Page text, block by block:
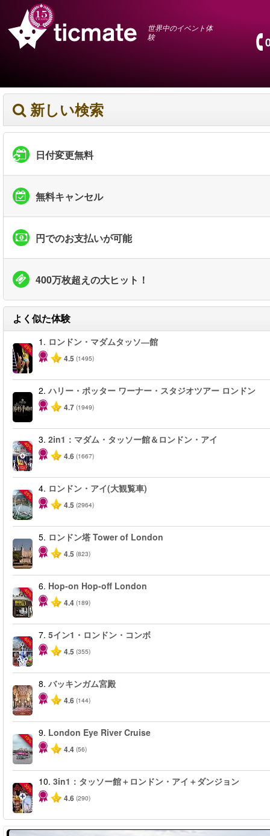
世界中のイベント体
験
新しい検索
日付変更無料
無料キャンセル
円でのお支払いが可能
400万枚超えの大ヒット！
よく似た体験
-25%
1. ロンドン・マダムタッソ―館
4.5 (1495)
2. ハリー・ポッター ワーナー・スタジオツアー ロンドン
4.7 (1949)
-40%
3. 2in1：マダム・タッソー館＆ロンドン・アイ
4.6 (1667)
-25%
4. ロンドン・アイ(大観覧車)
4.5 (2964)
5. ロンドン塔 Tower of London
4.5 (823)
-40%
6. Hop-on Hop-off London
4.4 (189)
-60%
7. 5イン1・ロンドン・コンボ
4.5 (355)
8. バッキンガム宮殿
4.6 (144)
-10%
9. London Eye River Cruise
4.4 (56)
-30%
10. 3in1：タッソー館＋ロンドン・アイ＋ダンジョン
4.6 (290)